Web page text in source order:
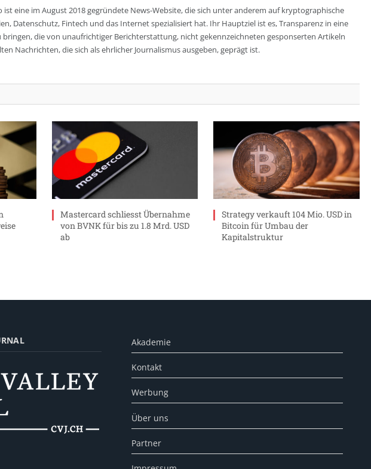
ist eine im August 2018 gegründete News-Website, die sich unter anderem auf kryptographische
Datenschutz, Fintech und das Internet spezialisiert hat. Ihr Hauptziel ist es, Transparenz in eine
bringen, die von unaufrichtiger Berichterstattung, nicht gekennzeichneten gesponserten Artikeln
Nachrichten, die sich als ehrlicher Journalismus ausgeben, geprägt ist.
Mastercard schliesst Übernahme
von BVNK für bis zu 1.8 Mrd. USD
ab
Strategy verkauft 104 Mio. USD in
Bitcoin für Umbau der
Kapitalstruktur
Akademie
Kontakt
Werbung
Über uns
Partner